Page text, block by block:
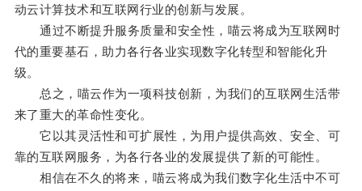
动云计算技术和互联网行业的创新与发展。
通过不断提升服务质量和安全性，喵云将成为互联网时
代的重要基石，助力各行各业实现数字化转型和智能化升
级。
总之，喵云作为一项科技创新，为我们的互联网生活带
来了重大的革命性变化。
它以其灵活性和可扩展性，为用户提供高效、安全、可
靠的互联网服务，为各行各业的发展提供了新的可能性。
相信在不久的将来，喵云将成为我们数字化生活中不可